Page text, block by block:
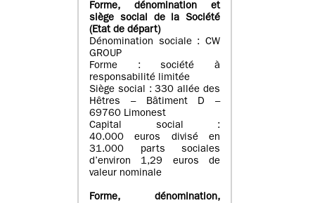
Forme, dénomination et
siège social de la Société
(Etatde départ)
Dénomination sociale : CW
GROUP
Forme : société à
responsabilité limitée
Siège social : 330 allée des
Hêtres – Bâtiment D –
69760 Limonest
Capital social :
40.000 euros divisé en
31.000 parts sociales
d’environ 1,29 euros de
valeur nominale
Forme, dénomination,